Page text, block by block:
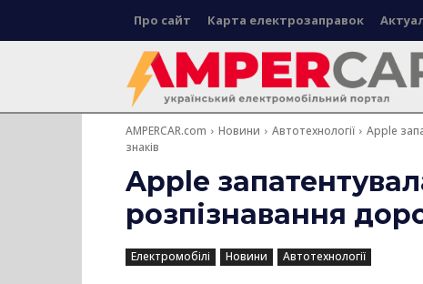
Про сайт Карта електрозаправок
AMPERCAR.com Новини Автотехнології
Apple
знаків
Apple
розпізнавання
Електромобілі Новини Автотехнології